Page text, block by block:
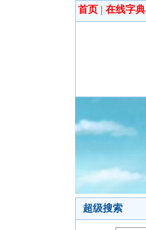
首页 在线字典
超级搜索